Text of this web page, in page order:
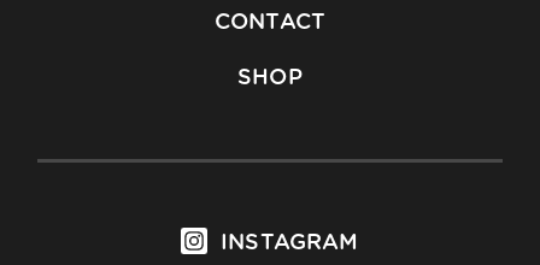
CONTACT
SHOP
INSTAGRAM